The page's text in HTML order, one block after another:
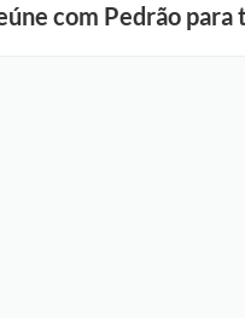
com Pedrão